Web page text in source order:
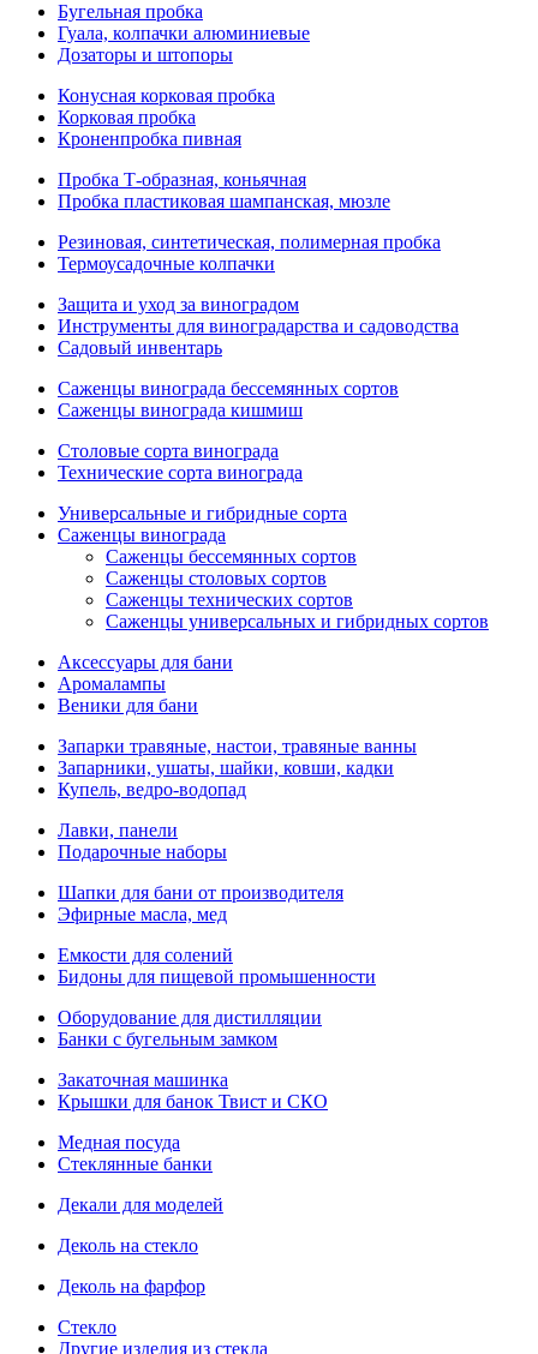
Бугельная пробка
Гуала, колпачки алюминиевые
Дозаторы и штопоры
Конусная корковая пробка
Корковая пробка
Кроненпробка пивная
Пробка Т-образная, коньячная
Пробка пластиковая шампанская, мюзле
Резиновая, синтетическая, полимерная пробка
Термоусадочные колпачки
Защита и уход за виноградом
Инструменты для виноградарства и садоводства
Садовый инвентарь
Саженцы винограда бессемянных сортов
Саженцы винограда кишмиш
Столовые сорта винограда
Технические сорта винограда
Универсальные и гибридные сорта
Саженцы винограда
Саженцы бессемянных сортов
Саженцы столовых сортов
Саженцы технических сортов
Саженцы универсальных и гибридных сортов
Аксессуары для бани
Аромалампы
Веники для бани
Запарки травяные, настои, травяные ванны
Запарники, ушаты, шайки, ковши, кадки
Купель, ведро-водопад
Лавки, панели
Подарочные наборы
Шапки для бани от производителя
Эфирные масла, мед
Емкости для солений
Бидоны для пищевой промышенности
Оборудование для дистилляции
Банки с бугельным замком
Закаточная машинка
Крышки для банок Твист и СКО
Медная посуда
Стеклянные банки
Декали для моделей
Деколь на стекло
Деколь на фарфор
Стекло
Другие изделия из стекла